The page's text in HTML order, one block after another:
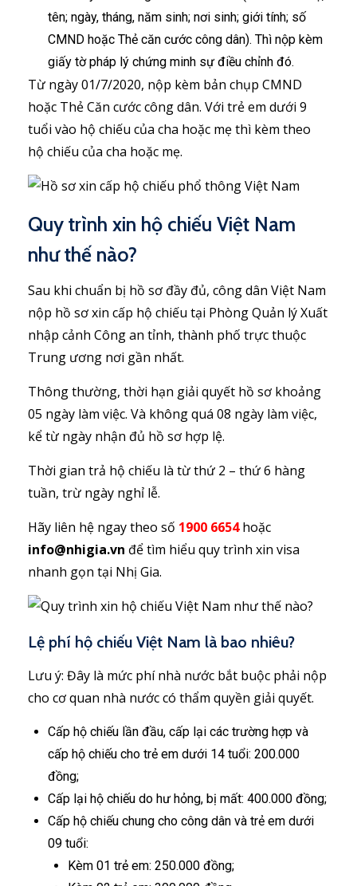
tên; ngày, tháng, năm sinh; nơi sinh; giới tính; số
CMND hoặc Thẻ căn cước công dân). Thì nộp kèm
giấy tờ pháp lý chứng minh sự điều chỉnh đó.
Từ ngày 01/7/2020, nộp kèm bản chụp CMND
hoặc Thẻ Căn cước công dân. Với trẻ em dưới 9
tuổi vào hộ chiếu của cha hoặc mẹ thì kèm theo
hộ chiếu của cha hoặc mẹ.
Quy trình xin hộ chiếu Việt Nam
như thế nào?
Sau khi chuẩn bị hồ sơ đầy đủ, công dân Việt Nam
nộp hồ sơ xin cấp hộ chiếu tại Phòng Quản lý Xuất
nhập cảnh Công an tỉnh, thành phố trực thuộc
Trung ương nơi gần nhất.
Thông thường, thời hạn giải quyết hồ sơ khoảng
05 ngày làm việc. Và không quá 08 ngày làm việc,
kể từ ngày nhận đủ hồ sơ hợp lệ.
Thời gian trả hộ chiếu là từ thứ 2 – thứ 6 hàng
tuần, trừ ngày nghỉ lễ.
Hãy liên hệ ngay theo số 1900 6654hoặc
info@nhigia.vn để tìm hiểu quy trình xin visa
nhanh gọn tại Nhị Gia.
Lệ phí hộ chiếu Việt Nam là bao nhiêu?
Lưu ý: Đây là mức phí nhà nước bắt buộc phải nộp
cho cơ quan nhà nước có thẩm quyền giải quyết.
Cấp hộ chiếu lần đầu, cấp lại các trường hợp và
cấp hộ chiếu cho trẻ em dưới 14 tuổi: 200.000
đồng;
Cấp lại hộ chiếu do hư hỏng, bị mất: 400.000 đồng;
Cấp hộ chiếu chung cho công dân và trẻ em dưới
09 tuổi:
Kèm 01 trẻ em: 250.000 đồng;